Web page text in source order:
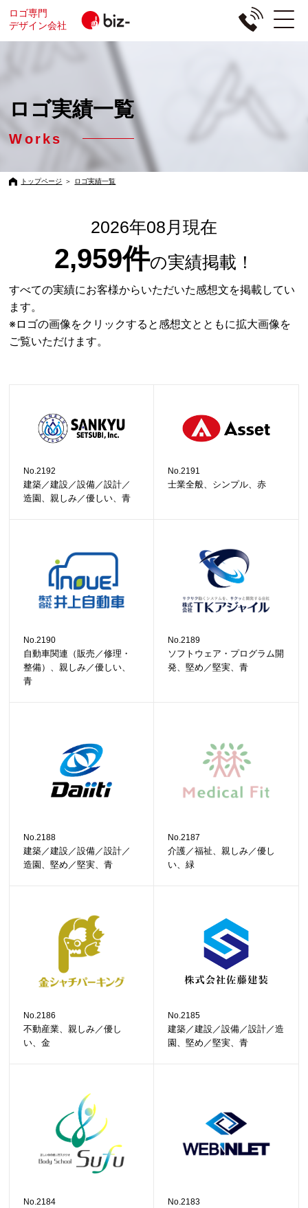
ロゴ専門
デザイン会社
ロゴ実績一覧
Works
トップページ ＞ ロゴ実績一覧
2026年08月現在
2,959件の実績掲載！
すべての実績にお客様からいただいた感想文を掲載してい
ます。
※ロゴの画像をクリックすると感想文とともに拡大画像を
ご覧いただけます。
No.2192
建築／建設／設備／設計／
造園、親しみ／優しい、青
No.2191
士業全般、シンプル、赤
No.2190
自動車関連（販売／修理・
整備）、親しみ／優しい、
青
No.2189
ソフトウェア・プログラム開
発、堅め／堅実、青
No.2188
建築／建設／設備／設計／
造園、堅め／堅実、青
No.2187
介護／福祉、親しみ／優し
い、緑
No.2186
不動産業、親しみ／優し
い、金
No.2185
建築／建設／設備／設計／造
園、堅め／堅実、青
No.2184 No.2183